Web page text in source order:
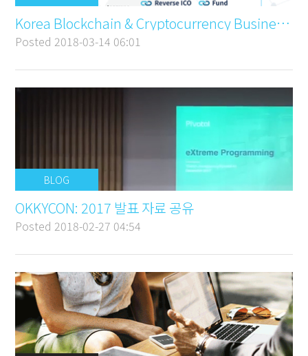
Korea Blockchain & Cryptocurrency Business Map
Posted 2018-03-14 06:01
BLOG
OKKYCON: 2017 발표 자료 공유
Posted 2018-02-27 04:54